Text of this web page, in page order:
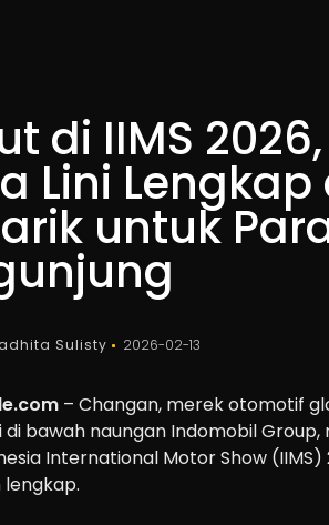
di IIMS
Lini
untuk
Sulisty 2026-02-13
– Changan, merek otomotif
bawah naungan Indomobil
International Motor Show